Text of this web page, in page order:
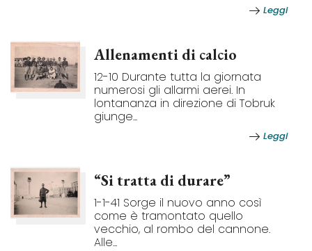
Leggi
Allenamenti di calcio
12-10 Durante tutta la giornata
numerosi gli allarmi aerei. In
lontananza in direzione di Tobruk
giunge...
Leggi
“Si tratta di durare”
1-1-41 Sorge il nuovo anno così
come è tramontato quello
vecchio, al rombo del cannone.
Alle...